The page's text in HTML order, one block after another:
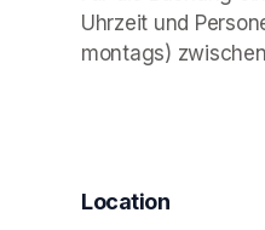
Uhrzeit und
montags)
Location